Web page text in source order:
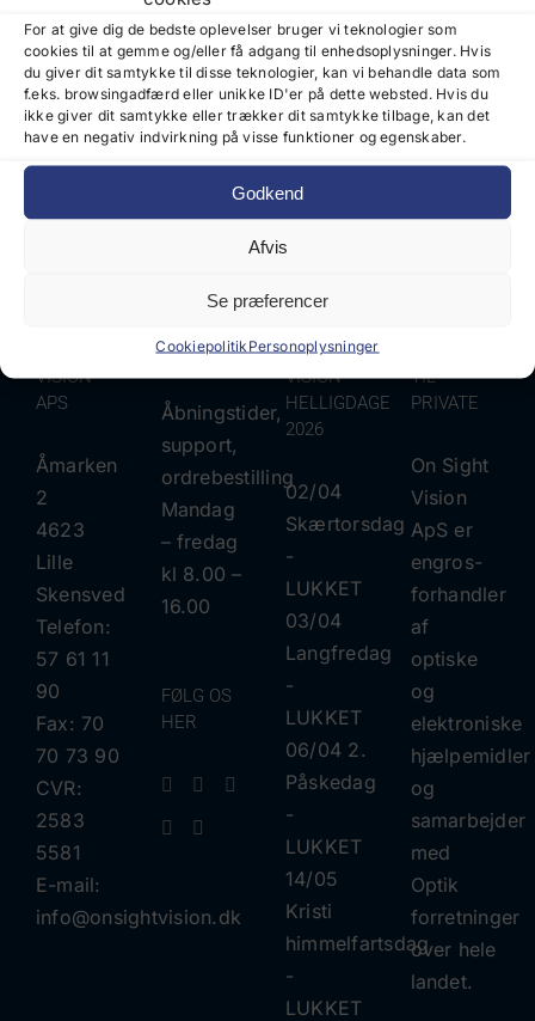
For at give dig de bedste oplevelser bruger vi teknologier som
cookies til at gemme og/eller få adgang til enhedsoplysninger. Hvis
du giver dit samtykke til disse teknologier, kan vi behandle data som
f.eks. browsingadfærd eller unikke ID'er på dette websted. Hvis du
ikke giver dit samtykke eller trækker dit samtykke tilbage, kan det
have en negativ indvirkning på visse funktioner og egenskaber.
Godkend
Afvis
Se præferencer
Cookiepolitik Personoplysninger
L
View
Til
Stel
Detaljer
View
M
VISION
APS
Åmarken
2
4623
Lille
Skensved
Telefon:
57 61 11
90
Fax: 70
70 73 90
CVR:
2583
5581
E-mail:
info@onsightvision.dk
ÅBNINGSTIDER
Åbningstider,
support,
ordrebestilling
Mandag
– fredag
kl 8.00 –
16.00
FØLG OS
HER
ON SIGHT
VISION
HELLIGDAGE
2026
02/04
Skærtorsdag
​​-
LUKKET
03/04
Langfredag
​​-
LUKKET
06/04 2.
Påskedag
​​-
LUKKET
14/05
Kristi
himmelfartsdag
​​-
LUKKET
TIL
PRIVATE
On Sight
Vision
ApS er
engros-
forhandler
af
optiske
og
elektroniske
hjælpemidler
og
samarbejder
med
Optik
forretninger
over hele
landet.